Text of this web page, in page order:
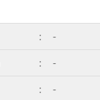
:
-
:
-
:
-